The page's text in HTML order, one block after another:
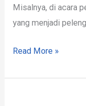
Misalnya, di acara
yang menjadi
Read More »